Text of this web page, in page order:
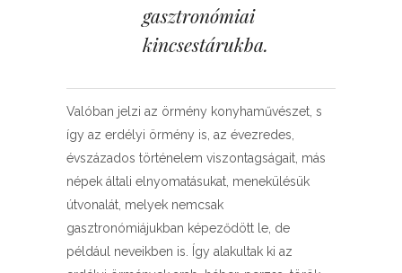
gasztronómiai
kincsestárukba.
Valóban jelzi az örmény konyhaművészet, s
így az erdélyi örmény is, az évezredes,
évszázados történelem viszontagságait, más
népek általi elnyomatásukat, menekülésük
útvonalát, melyek nemcsak
gasztronómiájukban képeződött le, de
például neveikben is. Így alakultak ki az